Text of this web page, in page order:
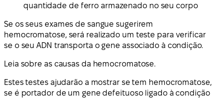
quantidade de ferro armazenado no seu corpo
Se os seus exames de sangue sugerirem
hemocromatose, será realizado um teste para verificar
se o seu ADN transporta o gene associado à condição.
Leia sobre as causas da hemocromatose.
Estes testes ajudarão a mostrar se tem hemocromatose,
se é portador de um gene defeituoso ligado à condição